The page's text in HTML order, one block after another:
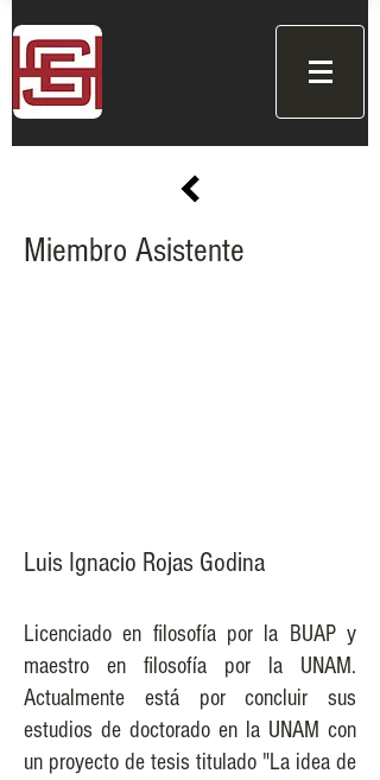
Miembro Asistente
Luis Ignacio Rojas Godina
Licenciado en filosofía por la BUAP y
maestro en filosofía por la UNAM.
Actualmente está por concluir sus
estudios de doctorado en la UNAM con
un proyecto de tesis titulado "La idea de